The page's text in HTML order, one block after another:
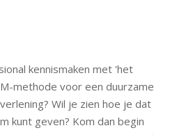
kennismaken met 'het
methode voor een duurzame
Wil je zien hoe je dat
kunt geven? Kom dan begin